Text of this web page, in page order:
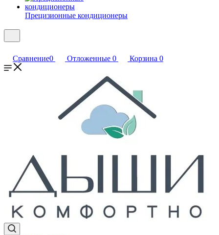
Прецизионные кондиционеры
Сравнение0 Отложенные 0 Корзина 0